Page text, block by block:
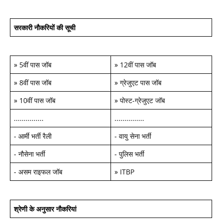
सरकारी नौकरियों की सूची
» 5वीं पास जॉब » 12वीं पास जॉब
» 8वीं पास जॉब » ग्रेजुएट पास जॉब
» 10वीं पास जॉब » पोस्ट-ग्रेजुएट जॉब
...............
...............
- आर्मी भर्ती रैली - वायु सेना भर्ती
- नौसेना भर्ती - पुलिस भर्ती
- असम राइफल जॉब » ITBP
श्रेणी के अनुसार नौकरियां